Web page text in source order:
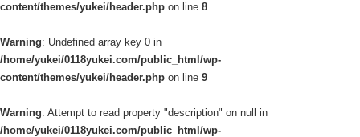
content/themes/yukei/header.php on line 8
Warning: Undefined array key 0 in
/home/yukei/0118yukei.com/public_html/wp-
content/themes/yukei/header.php on line 9
Warning: Attempt to read property "description" on null in
/home/yukei/0118yukei.com/public_html/wp-